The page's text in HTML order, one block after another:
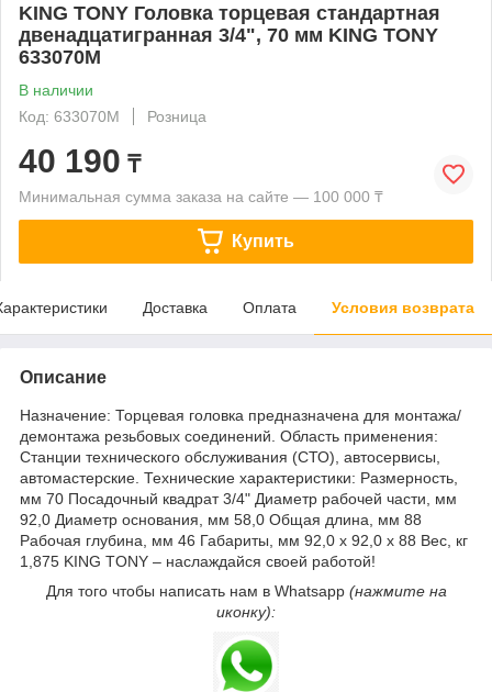
KING TONY Головка торцевая стандартная
двенадцатигранная 3/4", 70 мм KING TONY
633070M
В наличии
Код: 633070M
Розница
40 190 ₸
Минимальная сумма заказа на сайте — 100 000 ₸
Купить
Доставка Оплата Условия возврата
Описание
Назначение: Торцевая головка предназначена для монтажа/
демонтажа резьбовых соединений. Область применения:
Станции технического обслуживания (СТО), автосервисы,
автомастерские. Технические характеристики: Размерность,
мм 70 Посадочный квадрат 3/4" Диаметр рабочей части, мм
92,0 Диаметр основания, мм 58,0 Общая длина, мм 88
Рабочая глубина, мм 46 Габариты, мм 92,0 х 92,0 х 88 Вес, кг
1,875 KING TONY – наслаждайся своей работой!
Для того чтобы написать нам в Whatsapp (нажмите на
иконку):